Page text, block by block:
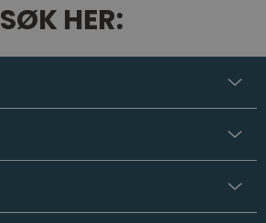
SØK HER: